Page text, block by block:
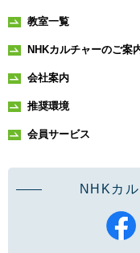
教室一覧
NHKカルチャーのご案
会社案内
推奨環境
会員サービス
NHKカ